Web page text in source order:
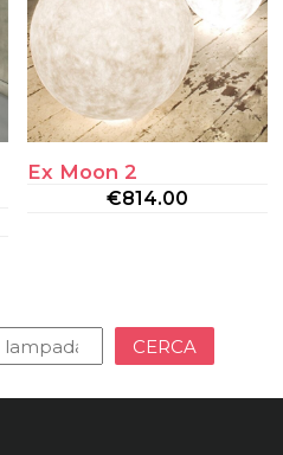
Ex Moon 2
€814.00
CERCA